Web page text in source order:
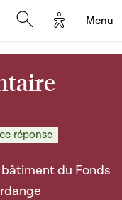
Options
Menu
réponse
du Fonds